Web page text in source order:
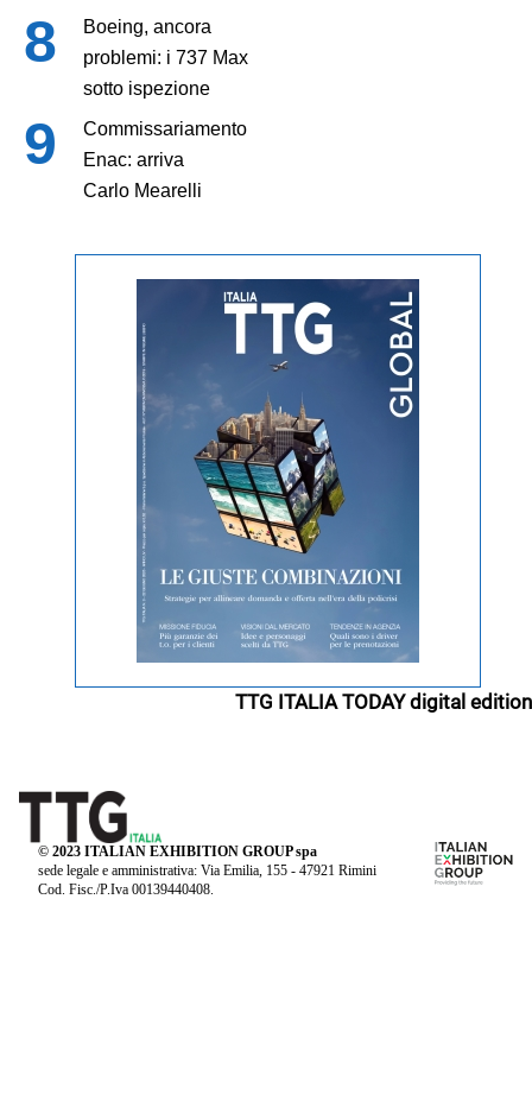
Boeing, ancora
problemi: i 737 Max
sotto ispezione
Commissariamento
Enac: arriva
Carlo Mearelli
TTG ITALIA TODAY digital edition
© 2023 ITALIAN EXHIBITION GROUP spa
sede legale e amministrativa: Via Emilia, 155 - 47921 Rimini
Cod. Fisc./P.Iva 00139440408.